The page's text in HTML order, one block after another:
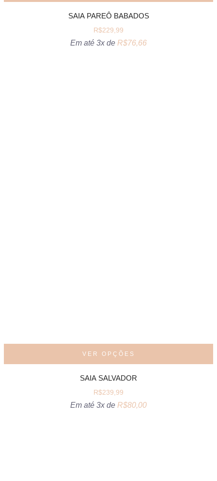
SAIA PAREÔ BABADOS
R$229,99
Em até 3x de R$76,66
VER OPÇÕES
SAIA SALVADOR
R$239,99
Em até 3x de R$80,00